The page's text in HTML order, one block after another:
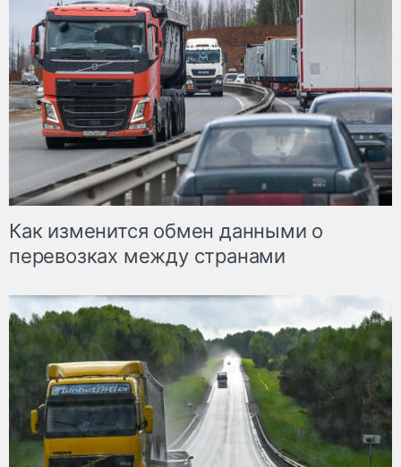
Как изменится обмен данными о
перевозках между странами